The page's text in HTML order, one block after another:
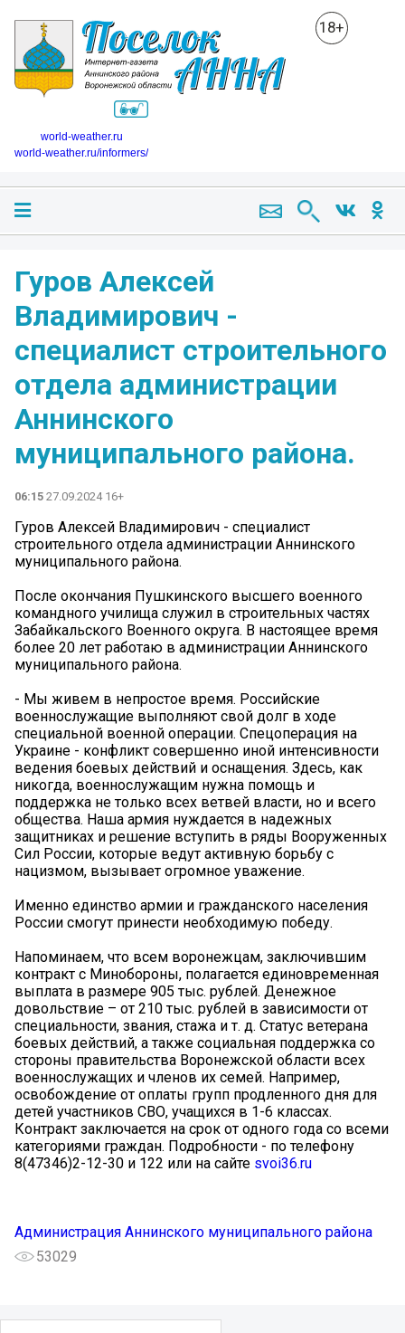
18+
world-weather.ru
world-weather.ru/informers/
Гуров Алексей
Владимирович -
специалист строительного
отдела администрации
Аннинского
муниципального района.
06:15 27.09.2024 16+
Гуров Алексей Владимирович - специалист
строительного отдела администрации Аннинского
муниципального района.
После окончания Пушкинского высшего военного
командного училища служил в строительных частях
Забайкальского Военного округа. В настоящее время
более 20 лет работаю в администрации Аннинского
муниципального района.
- Мы живем в непростое время. Российские
военнослужащие выполняют свой долг в ходе
специальной военной операции. Спецоперация на
Украине - конфликт совершенно иной интенсивности
ведения боевых действий и оснащения. Здесь, как
никогда, военнослужащим нужна помощь и
поддержка не только всех ветвей власти, но и всего
общества. Наша армия нуждается в надежных
защитниках и решение вступить в ряды Вооруженных
Сил России, которые ведут активную борьбу с
нацизмом, вызывает огромное уважение.
Именно единство армии и гражданского населения
России смогут принести необходимую победу.
Напоминаем, что всем воронежцам, заключившим
контракт с Минобороны, полагается единовременная
выплата в размере 905 тыс. рублей. Денежное
довольствие – от 210 тыс. рублей в зависимости от
специальности, звания, стажа и т. д. Статус ветерана
боевых действий, а также социальная поддержка со
стороны правительства Воронежской области всех
военнослужащих и членов их семей. Например,
освобождение от оплаты групп продленного дня для
детей участников СВО, учащихся в 1-6 классах.
Контракт заключается на срок от одного года со всеми
категориями граждан. Подробности - по телефону
8(47346)2-12-30 и 122 или на сайте svoi36.ru
Администрация Аннинского муниципального района
53029